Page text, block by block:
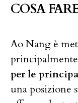
COSA
Ao Nang è
per le
una posizione